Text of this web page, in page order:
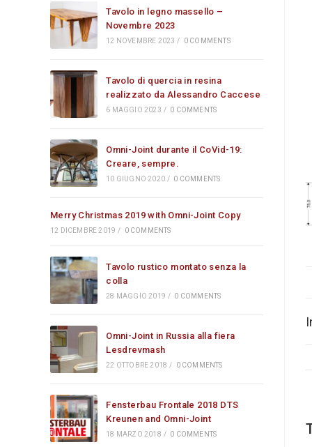
Tavolo in legno massello –
Novembre 2023
12 NOVEMBRE 2023 / 0 COMMENTS
Tavolo di quercia in resina
realizzato da Alessandro Caccese
6 MAGGIO 2023 / 0 COMMENTS
Omni-Joint durante il CoVid-19:
Creare, sempre.
10 GIUGNO 2020 / 0 COMMENTS
Merry Christmas 2019 with Omni-Joint Copy
12 DICEMBRE 2019 / 0 COMMENTS
Tavolo rustico montato senza la
colla
28 MAGGIO 2019 / 0 COMMENTS
Omni-Joint in Russia alla fiera
Lesdrevmash
22 OTTOBRE 2018 / 0 COMMENTS
Fensterbau Frontale 2018 DTS
Kreunen and Omni-Joint
18 MARZO 2018 / 0 COMMENTS